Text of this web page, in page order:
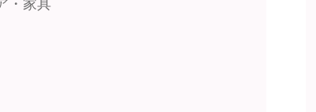
・家具